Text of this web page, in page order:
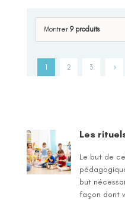
Montrer 9 produits
1 2 3
Les
Le but de
but
façon dont